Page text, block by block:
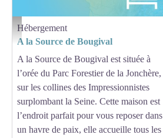
Hébergement - Via Columbani
Hébergement
A la Source de Bougival
A la Source de Bougival est située à
l’orée du Parc Forestier de la Jonchère,
sur les collines des Impressionnistes
surplombant la Seine. Cette maison est
l’endroit parfait pour vous reposer dans
un havre de paix, elle accueille tous les